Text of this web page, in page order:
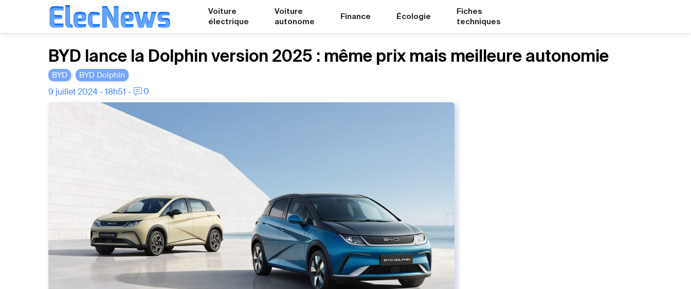
ElecNews
Voiture
électrique
Voiture
autonome
Finance Écologie
Fiches
techniques
BYD lance la Dolphin version 2025 : même prix mais meilleure autonomie
BYD BYD Dolphin
9 juillet 2024 - 18h51 - 0